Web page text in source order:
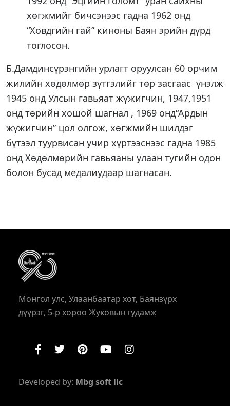
хөгжмийг бичсэнээс гадна 1962 онд
“Ховдгийн гай” киноны Баян эрийн дүрд
тоглосон.
Б.Дамдинсүрэнгийн урлагт оруулсан 60 орчим
жилийн хөдөлмөр зүтгэлийг төр засгаас үнэлж
1945 онд Улсын гавьяат жүжигчин, 1947,1951
онд төрийн хошой шагнал , 1969 онд“Ардын
жүжигчин” цол олгож, хөгжмийн шилдэг
бүтээл туурвисан учир хүртээснээс гадна 1985
онд Хөдөлмөрийн гавьяаны улаан тугийн одон
болон бусад медалиудаар шагнасан.
Монгол улс, Улаанбаатар хот, Баянзүрх
дүүрэг, 5-р хороо Жуковын гудамж
Developed by: Mbg soft llc